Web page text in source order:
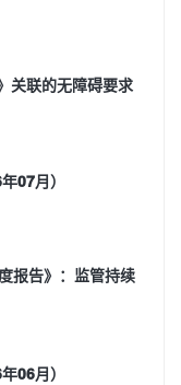
关联的无障碍要求
07月）
报告》：监管持续
06月）